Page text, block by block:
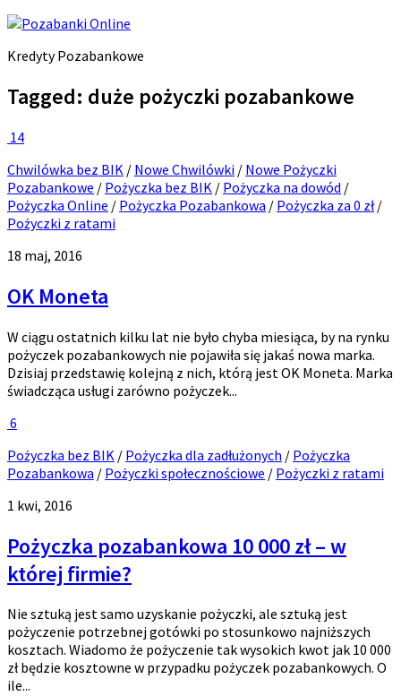
Kredyty Pozabankowe
Tagged: duże pożyczki pozabankowe
14
Chwilówka bez BIK / Nowe Chwilówki / Nowe Pożyczki
Pozabankowe / Pożyczka bez BIK / Pożyczka na dowód /
Pożyczka Online / Pożyczka Pozabankowa / Pożyczka za 0 zł/
Pożyczki z ratami
18 maj, 2016
OK Moneta
W ciągu ostatnich kilku lat nie było chyba miesiąca, by na rynku
pożyczek pozabankowych nie pojawiła się jakaś nowa marka.
Dzisiaj przedstawię kolejną z nich, którą jest OK Moneta. Marka
świadcząca usługi zarówno pożyczek...
6
Pożyczka bez BIK / Pożyczka dla zadłużonych / Pożyczka
Pozabankowa / Pożyczki społecznościowe / Pożyczki z ratami
1 kwi, 2016
Pożyczka pozabankowa 10 000 zł – w
której firmie?
Nie sztuką jest samo uzyskanie pożyczki, ale sztuką jest
pożyczenie potrzebnej gotówki po stosunkowo najniższych
kosztach. Wiadomo że pożyczenie tak wysokich kwot jak 10 000
zł będzie kosztowne w przypadku pożyczek pozabankowych. O
ile...